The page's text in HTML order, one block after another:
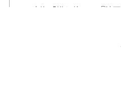
ＪＲ東海「推し旅」×『映画